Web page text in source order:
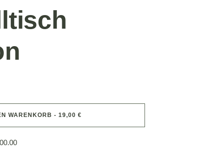
WARENKORB - 19,00 €